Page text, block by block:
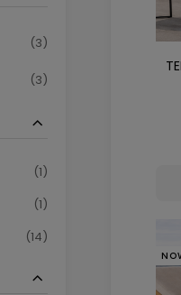
(3)
(3)
(1)
(1)
(14)